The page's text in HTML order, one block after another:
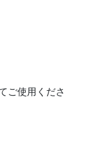
ご使用くださ